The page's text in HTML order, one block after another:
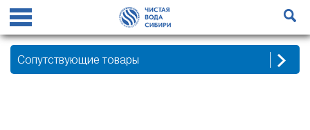
Сопутствующие товары